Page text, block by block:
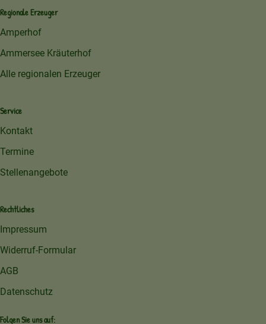
Regionale Erzeuger
Amperhof
Ammersee Kräuterhof
Alle regionalen Erzeuger
Service
Kontakt
Termine
Stellenangebote
Rechtliches
Impressum
Widerruf-Formular
AGB
Datenschutz
Folgen Sie uns auf: